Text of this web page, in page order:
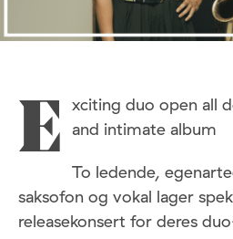
E xciting duo open all
and intimate album
To ledende,
saksofon og vokal lager
releasekonsert for deres